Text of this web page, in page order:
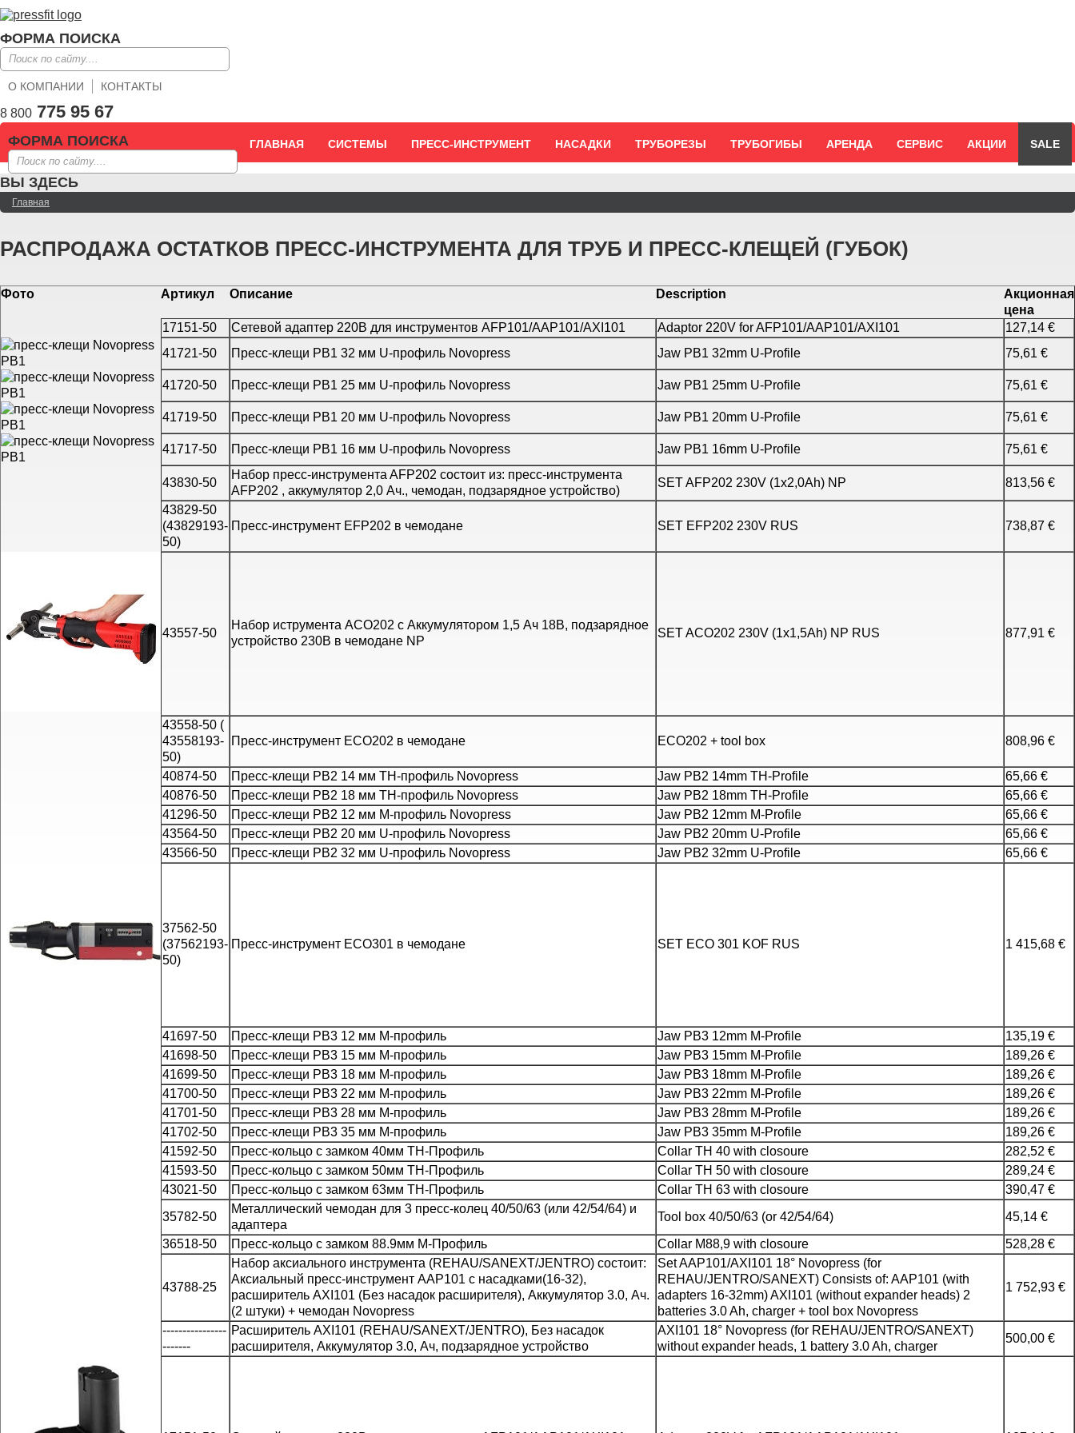
ФОРМА ПОИСКА
О КОМПАНИИ КОНТАКТЫ
8 800 775 95 67
ФОРМА ПОИСКА ГЛАВНАЯ СИСТЕМЫ ПРЕСС-ИНСТРУМЕНТ НАСАДКИ ТРУБОРЕЗЫ ТРУБОГИБЫ АРЕНДА СЕРВИС АКЦИИ SALE
ВЫ ЗДЕСЬ
Главная
РАСПРОДАЖА ОСТАТКОВ ПРЕСС-ИНСТРУМЕНТА ДЛЯ ТРУБ И ПРЕСС-КЛЕЩЕЙ (ГУБОК)
Фото Артикул Описание Description
Акционная
цена
17151-50
Сетевой адаптер 220В для инструментов AFP101/AAP101/AXI101 Adaptor 220V for AFP101/AAP101/AXI101
127,14 €
41721-50
Пресс-клещи PB1 32 мм U-профиль Novopress Jaw PB1 32mm U-Profile 75,61 €
41720-50 Пресс-клещи PB1 25 мм U-профиль Novopress Jaw PB1 25mm U-Profile 75,61 €
41719-50 Пресс-клещи PB1 20 мм U-профиль Novopress Jaw PB1 20mm U-Profile 75,61 €
41717-50 Пресс-клещи PB1 16 мм U-профиль Novopress Jaw PB1 16mm U-Profile 75,61 €
43830-50
Набор пресс-инструментa AFP202 состоит из: пресс-инструментa
AFP202 , аккумулятор 2,0 Ач., чемодан, подзарядное устройство)
SET AFP202 230V (1x2,0Ah) NP
813,56 €
43829-50
(43829193-
50)
Пресс-инструмент EFP202 в чемодане SET EFP202 230V RUS 738,87 €
43557-50
Набор иструмента ACO202 с Аккумулятором 1,5 Ач 18В, подзарядное
устройство 230В в чемодане NP
SET ACO202 230V (1x1,5Ah) NP RUS 877,91 €
43558-50 (
43558193-
50)
Пресс-инструмент ЕСО202 в чемодане ЕСО202 + tool box 808,96 €
40874-50 Пресс-клещи PB2 14 мм TH-профиль Novopress Jaw РВ2 14mm ТН-Profile
65,66 €
40876-50
Пресс-клещи PB2 18 мм TH-профиль Novopress Jaw РВ2 18mm ТН-Profile
65,66 €
41296-50
Пресс-клещи PB2 12 мм M-профиль Novopress Jaw РВ2 12mm М-Profile
65,66 €
43564-50
Пресс-клещи PB2 20 мм U-профиль Novopress Jaw PB2 20mm U-Profile
65,66 €
43566-50
Пресс-клещи PB2 32 мм U-профиль Novopress Jaw PB2 32mm U-Profile 65,66 €
37562-50
(37562193-
50)
Пресс-инструмент ЕСО301 в чемодане SET ECO 301 KOF RUS 1 415,68 €
41697-50 Пресс-клещи PB3 12 мм M-профиль Jaw PB3 12mm M-Profile
135,19 €
41698-50
Пресс-клещи PB3 15 мм M-профиль Jaw PB3 15mm M-Profile
189,26 €
41699-50
Пресс-клещи PB3 18 мм M-профиль Jaw PB3 18mm M-Profile
189,26 €
41700-50
Пресс-клещи РВ3 22 мм М-профиль Jaw PB3 22mm M-Profile
189,26 €
41701-50
Пресс-клещи РВ3 28 мм М-профиль Jaw PB3 28mm M-Profile
189,26 €
41702-50
Пресс-клещи РВ3 35 мм М-профиль Jaw PB3 35mm M-Profile
189,26 €
41592-50
Пресс-кольцо с замком 40мм TH-Профиль Collar ТН 40 with closoure
282,52 €
41593-50
Пресс-кольцо с замком 50мм TH-Профиль Collar TH 50 with closoure
289,24 €
43021-50
Пресс-кольцо с замком 63мм TH-Профиль Collar TH 63 with closoure
390,47 €
35782-50
Металлический чемодан для 3 пресс-колец 40/50/63 (или 42/54/64) и
адаптера
Tool box 40/50/63 (or 42/54/64)
45,14 €
36518-50
Пресс-кольцо с замком 88.9мм M-Профиль Collar M88,9 with closoure 528,28 €
43788-25
Набор аксиального инструмента (REHAU/SANEXT/JENTRO) состоит:
Аксиальный пресс-инструмент AAP101 с насадками(16-32),
расширитель AXI101 (Без насадок расширителя), Аккумулятор 3.0, Ач.
(2 штуки) + чемодан Novopress
Set AAP101/AXI101 18° Novopress (for
REHAU/JENTRO/SANEXT) Consists of: AAP101 (with
adapters 16-32mm) AXI101 (without expander heads) 2
batteries 3.0 Ah, charger + tool box Novopress
1 752,93 €
----------------
-------
Расширитель AXI101 (REHAU/SANEXT/JENTRO), Без насадок
расширителя, Аккумулятор 3.0, Ач, подзарядное устройство
AXI101 18° Novopress (for REHAU/JENTRO/SANEXT)
without expander heads, 1 battery 3.0 Ah, charger
500,00 €